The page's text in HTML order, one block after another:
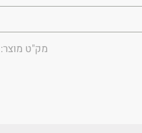
מק"ט מוצר: 32-20725